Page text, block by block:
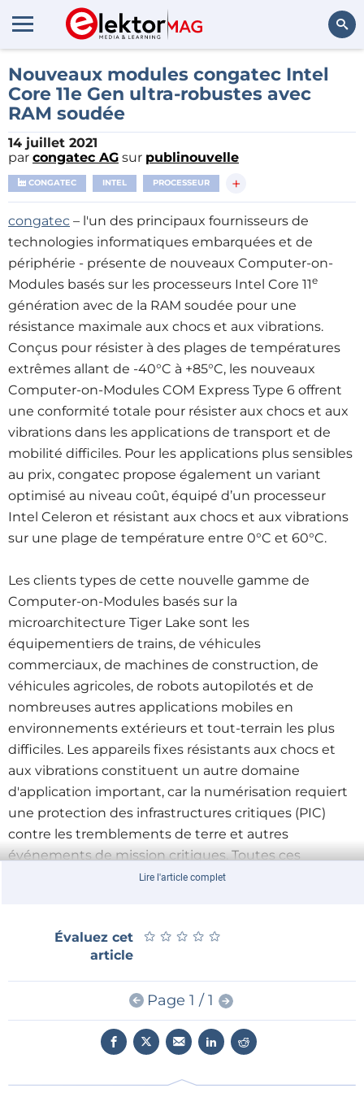
Rechercher
Nouveaux modules congatec Intel
Core 11e Gen ultra-robustes avec
RAM soudée
14 juillet 2021
par congatec AG sur publinouvelle
CONGATEC INTEL PROCESSEUR +
congatec – l'un des principaux fournisseurs de
technologies informatiques embarquées et de
périphérie - présente de nouveaux Computer-on-
Modules basés sur les processeurs Intel Core 11e
génération avec de la RAM soudée pour une
résistance maximale aux chocs et aux vibrations.
Conçus pour résister à des plages de températures
extrêmes allant de -40°C à +85°C, les nouveaux
Computer-on-Modules COM Express Type 6 offrent
une conformité totale pour résister aux chocs et aux
vibrations dans les applications de transport et de
mobilité difficiles. Pour les applications plus sensibles
au prix, congatec propose également un variant
optimisé au niveau coût, équipé d’un processeur
Intel Celeron et résistant aux chocs et aux vibrations
sur une plage de température entre 0°C et 60°C.
Les clients types de cette nouvelle gamme de
Computer-on-Modules basés sur la
microarchitecture Tiger Lake sont les
équipementiers de trains, de véhicules
commerciaux, de machines de construction, de
véhicules agricoles, de robots autopilotés et de
nombreuses autres applications mobiles en
environnements extérieurs et tout-terrain les plus
difficiles. Les appareils fixes résistants aux chocs et
aux vibrations constituent un autre domaine
d'application important, car la numérisation requiert
une protection des infrastructures critiques (PIC)
contre les tremblements de terre et autres
événements de mission critiques. Toutes ces
applications peuvent désormais bénéficier de la RAM
tolérance aux pannes uniques et une qualité de
transmission des données élevée dans les
environnements critiques EMI.
Le nouveau module COM Express Compact conga-TC570r
L'offre comprend des options de montage robuste
Lire l'article complet
Évaluez cet
article
★ ★ ★ ★ ★
★ ★ ★ ★ ★
Page 1 / 1